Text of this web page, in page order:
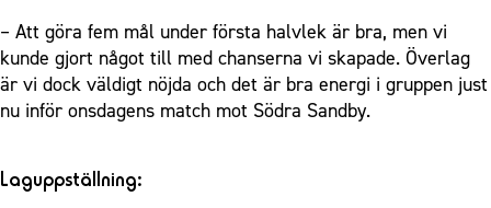
– Att göra fem mål under första halvlek är bra, men vi
kunde gjort något till med chanserna vi skapade. Överlag
är vi dock väldigt nöjda och det är bra energi i gruppen just
nu inför onsdagens match mot Södra Sandby.
Laguppställning: